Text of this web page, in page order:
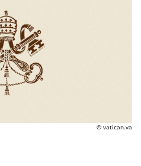
© vatican.va